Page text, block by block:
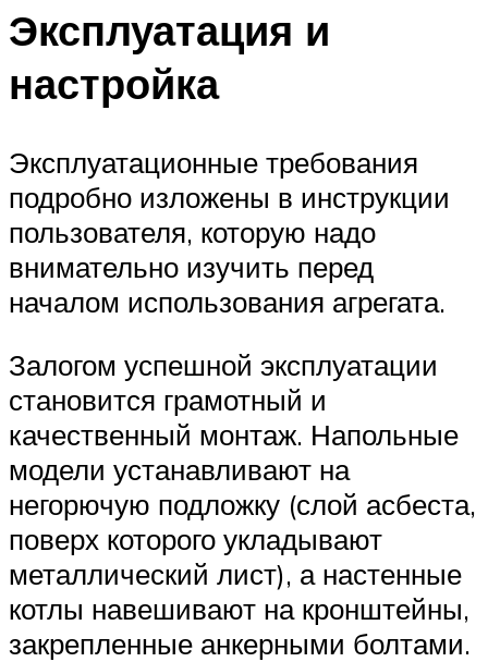
Эксплуатация и
настройка
Эксплуатационные требования
подробно изложены в инструкции
пользователя, которую надо
внимательно изучить перед
началом использования агрегата.
Залогом успешной эксплуатации
становится грамотный и
качественный монтаж. Напольные
модели устанавливают на
негорючую подложку (слой асбеста,
поверх которого укладывают
металлический лист), а настенные
котлы навешивают на кронштейны,
закрепленные анкерными болтами.